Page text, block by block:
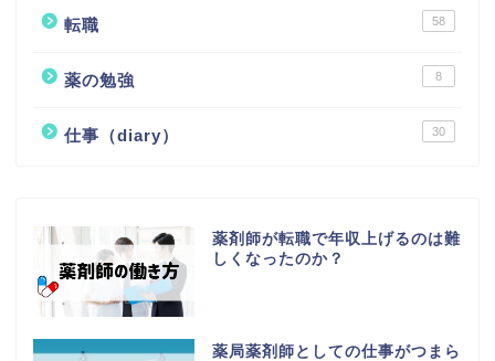
転職 58
薬の勉強 8
仕事（diary） 30
薬剤師が転職で年収上げるのは難
しくなったのか？
薬局薬剤師としての仕事がつまら